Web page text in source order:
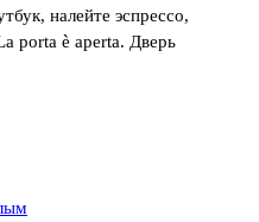
налейте эспрессо,
porta è aperta. Дверь